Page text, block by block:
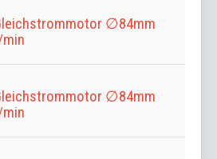
∅84mm
∅84mm